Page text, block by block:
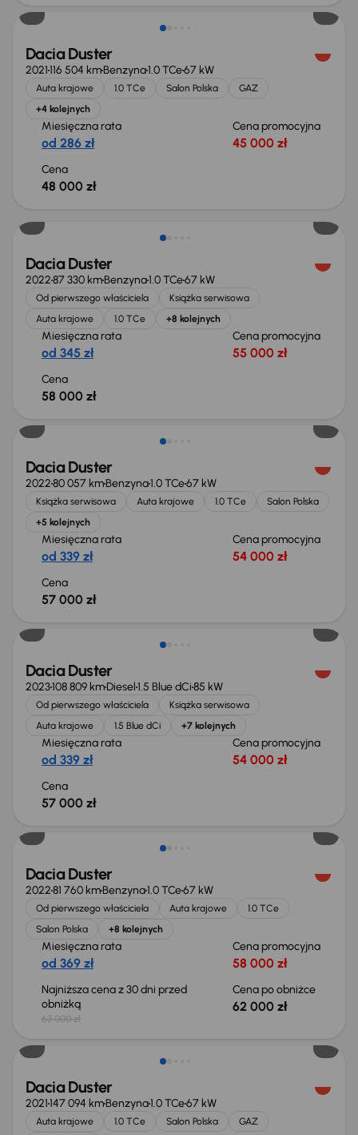
Dacia Duster
2021116 504 kmBenzyna1.0 TCe67 kW
Auta krajowe 1.0 TCe Salon Polska
GAZ
+4 kolejnych
Miesięczna rata
od 286 zł
Cena promocyjna
45 000 zł
Cena
48 000 zł
Dacia Duster
202287 330 kmBenzyna1.0 TCe67 kW
Od pierwszego właściciela
Książka serwisowa
Auta krajowe
1.0 TCe +8 kolejnych
Miesięczna rata
od 345 zł
Cena promocyjna
55 000 zł
Cena
58 000 zł
Możliwość odliczenia VAT
Dacia Duster
202280 057 kmBenzyna1.0 TCe67 kW
Książka serwisowa Auta krajowe 1.0 TCe
Salon Polska
+5 kolejnych
Miesięczna rata
od 339 zł
Cena promocyjna
54 000 zł
Cena
57 000 zł
Możliwość odliczenia VAT
Dacia Duster
2023108 809 kmDiesel1.5 Blue dCi85 kW
Od pierwszego właściciela
Książka serwisowa
Auta krajowe
1.5 Blue dCi +7 kolejnych
Miesięczna rata
od 339 zł
Cena promocyjna
54 000 zł
Cena
57 000 zł
Taniej o 1 000 zł
Dacia Duster
202281 760 kmBenzyna1.0 TCe67 kW
Od pierwszego właściciela Auta krajowe
1.0 TCe
Salon Polska
+8 kolejnych
Miesięczna rata
od 369 zł
Cena promocyjna
58 000 zł
Najniższa cena z 30 dni przed
obniżką
63 000 zł
Cena po obniżce
62 000 zł
Możliwość odliczenia VAT
Dacia Duster
2021147 094 kmBenzyna1.0 TCe67 kW
Auta krajowe 1.0 TCe Salon Polska GAZ